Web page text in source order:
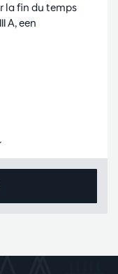
la fin du temps
A, een